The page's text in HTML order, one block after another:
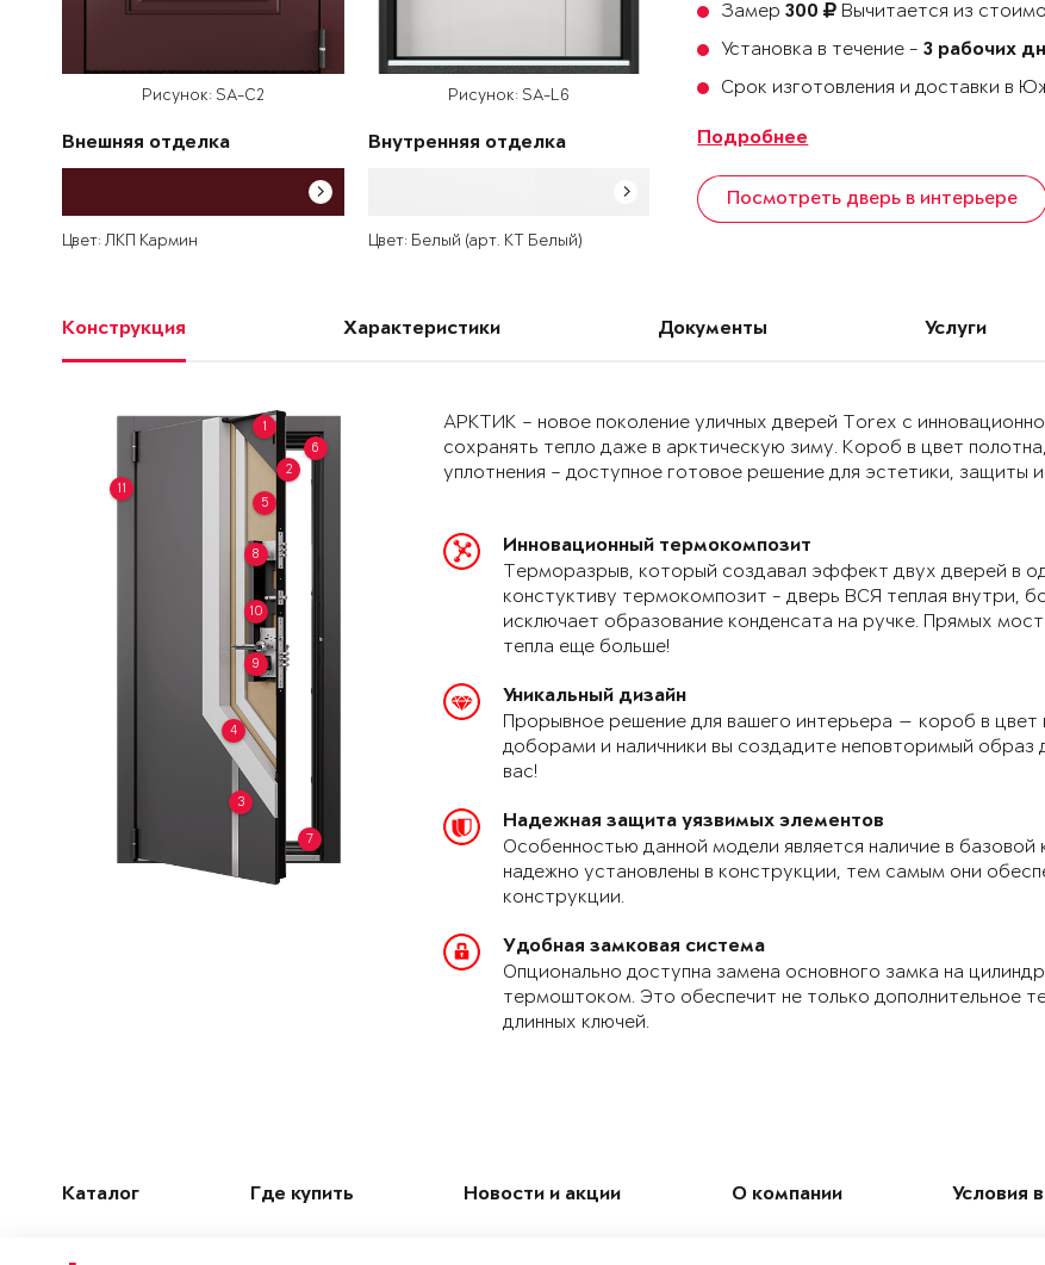
Рисунок: SA-C2
Внешняя отделка
Цвет: ЛКП Кармин
Рисунок: SA-L6
Внутренняя отделка
Цвет: Белый (арт. КТ Белый)
Замер300
Вычитается из
Установка в течение -3 рабочих
Срок изготовления и доставки в
Подробнее
Посмотреть дверь в интерьере
Конструкция Характеристики Документы Услуги
1
2
3
4
5
6
7
8
9
10
11
АРКТИК – новое поколение уличных дверей Torex с
сохранять тепло даже в арктическую зиму. Короб в цвет
уплотнения – доступное готовое решение для эстетики, защиты
Инновационный термокомпозит
Терморазрыв, который создавал эффект двух дверей в
констуктиву термокомпозит - дверь ВСЯ теплая внутри,
исключает образование конденсата на ручке. Прямых
тепла еще больше!
Уникальный дизайн
Прорывное решение для вашего интерьера — короб в
доборами и наличники вы создадите неповторимый образ
вас!
Надежная защита уязвимых элементов
Особенностью данной модели является наличие в
надежно установлены в конструкции, тем самым они
конструкции.
Удобная замковая система
Опционально доступна замена основного замка на
термоштоком. Это обеспечит не только дополнительное
длинных ключей.
Каталог Где купить Новости и акции О компании Условия